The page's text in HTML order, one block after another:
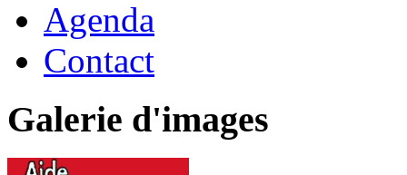
Agenda
Contact
Galerie d'images